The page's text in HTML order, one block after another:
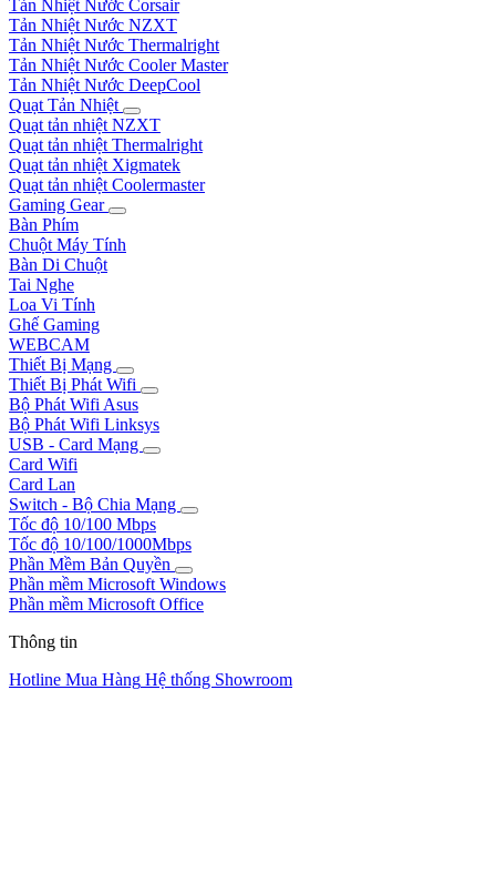
Tản Nhiệt Nước Corsair
Tản Nhiệt Nước NZXT
Tản Nhiệt Nước Thermalright
Tản Nhiệt Nước Cooler Master
Tản Nhiệt Nước DeepCool
Quạt Tản Nhiệt
Quạt tản nhiệt NZXT
Quạt tản nhiệt Thermalright
Quạt tản nhiệt Xigmatek
Quạt tản nhiệt Coolermaster
Gaming Gear
Bàn Phím
Chuột Máy Tính
Bàn Di Chuột
Tai Nghe
Loa Vi Tính
Ghế Gaming
WEBCAM
Thiết Bị Mạng
Thiết Bị Phát Wifi
Bộ Phát Wifi Asus
Bộ Phát Wifi Linksys
USB - Card Mạng
Card Wifi
Card Lan
Switch - Bộ Chia Mạng
Tốc độ 10/100 Mbps
Tốc độ 10/100/1000Mbps
Phần Mềm Bản Quyền
Phần mềm Microsoft Windows
Phần mềm Microsoft Office
Thông tin
Hotline Mua Hàng Hệ thống Showroom